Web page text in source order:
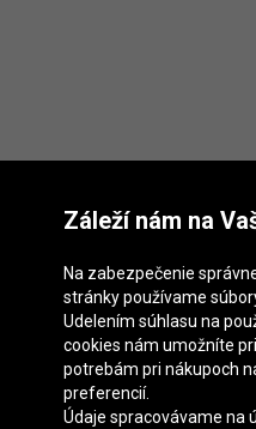
Záleží nám na
Na zabezpečenie
stránky používame
Udelením súhlasu na
cookies nám umožníte
potrebám pri nákupoch
preferencií.
Údaje spracovávame na